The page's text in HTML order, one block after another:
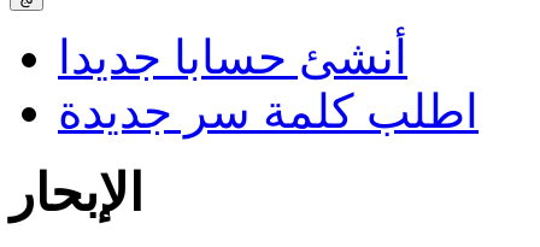
أنشئ حسابا جديدا
اطلب كلمة سر جديدة
الإبحار